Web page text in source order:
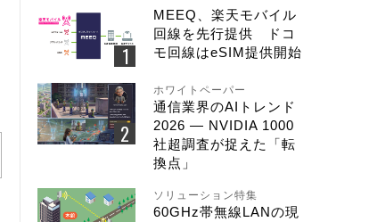
MEEQ、楽天モバイル
回線を先行提供 ドコ
モ回線はeSIM提供開始
ホワイトペーパー
通信業界のAIトレンド
2026 ― NVIDIA 1000
社超調査が捉えた「転
換点」
ソリューション特集
60GHz帯無線LANの現